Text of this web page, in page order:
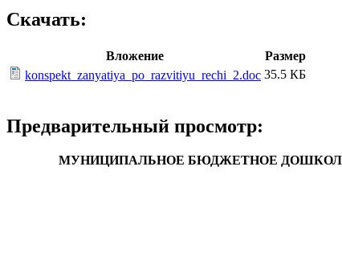
Скачать:
Вложение
Размер
konspekt_zanyatiya_po_razvitiyu_rechi_2.doc 35.5 КБ
Предварительный просмотр:
МУНИЦИПАЛЬНОЕ БЮДЖЕТНОЕ